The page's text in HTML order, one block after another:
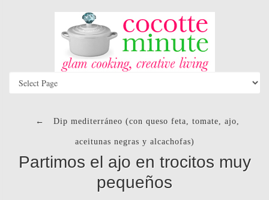
← Dip mediterráneo (con queso feta, tomate, ajo,
aceitunas negras y alcachofas)
Partimos el ajo en trocitos muy
pequeños